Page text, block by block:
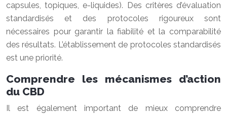
capsules, topiques, e-liquides). Des critères d’évaluation
standardisés et des protocoles rigoureux sont
nécessaires pour garantir la fiabilité et la comparabilité
des résultats. L’établissement de protocoles standardisés
est une priorité.
Comprendre les mécanismes d’action
du CBD
Il est également important de mieux comprendre